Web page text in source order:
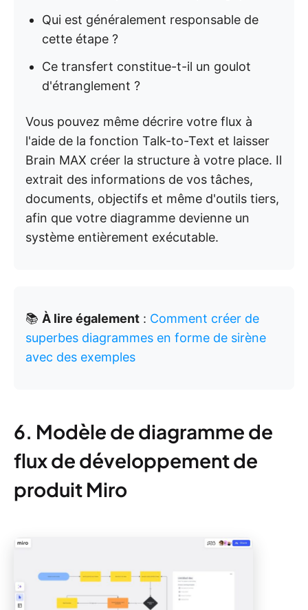
Qui est généralement responsable de
cette étape ?
Ce transfert constitue-t-il un goulot
d'étranglement ?
Vous pouvez même décrire votre flux à
l'aide de la fonction Talk-to-Text et laisser
Brain MAX créer la structure à votre place. Il
extrait des informations de vos tâches,
documents, objectifs et même d'outils tiers,
afin que votre diagramme devienne un
système entièrement exécutable.
📚 À lire également : Comment créer de
superbes diagrammes en forme de sirène
avec des exemples
6. Modèle de diagramme de
flux de développement de
produit Miro